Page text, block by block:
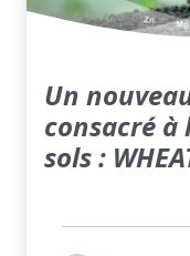
Un
consacré
sols :